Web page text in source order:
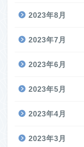
2023年8月
2023年7月
2023年6月
2023年5月
2023年4月
2023年3月